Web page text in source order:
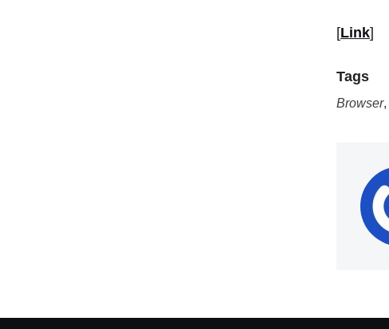
[Link]
Tags
Browser,